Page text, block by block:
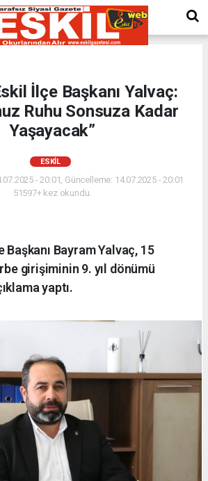
İlçe Başkanı Yalvaç:
Ruhu Sonsuza Kadar
Yaşayacak”
ESKİL
- 20:01, Güncelleme: 14.07.2025 - 20:01
51597+ kez okundu.
Bayram Yalvaç, 15
girişiminin 9. yıl dönümü
yaptı.